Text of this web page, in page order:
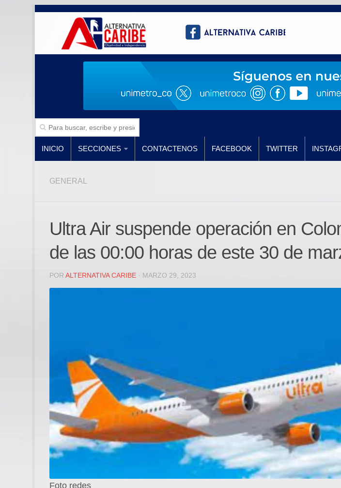
INICIO SECCIONES CONTACTENOS FACEBOOK TWITTER
GENERAL
Ultra Air suspende operación en
de las 00:00 horas de este 30 de
POR ALTERNATIVA CARIBE · MARZO 29, 2023
Foto redes